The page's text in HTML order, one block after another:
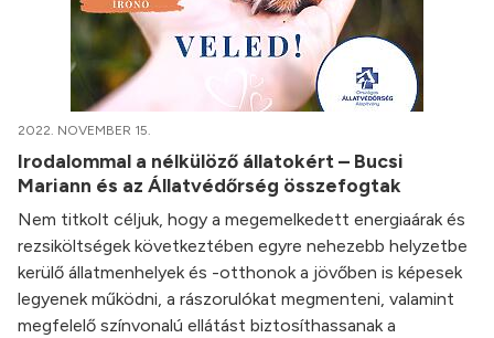
2022. NOVEMBER 15.
Irodalommal a nélkülöző állatokért – Bucsi
Mariann és az Állatvédőrség összefogtak
Nem titkolt céljuk, hogy a megemelkedett energiaárak és
rezsiköltségek következtében egyre nehezebb helyzetbe
kerülő állatmenhelyek és -otthonok a jövőben is képesek
legyenek működni, a rászorulókat megmenteni, valamint
megfelelő színvonalú ellátást biztosíthassanak a